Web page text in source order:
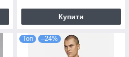
Купити
Топ –24%